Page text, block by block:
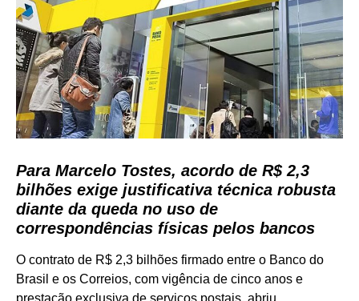
Para Marcelo Tostes, acordo de R$ 2,3
bilhões exige justificativa técnica robusta
diante da queda no uso de
correspondências físicas pelos bancos
O contrato de R$ 2,3 bilhões firmado entre o Banco do
Brasil e os Correios, com vigência de cinco anos e